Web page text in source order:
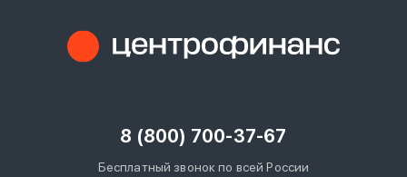
8 (800) 700-37-67
Бесплатный звонок по всей России